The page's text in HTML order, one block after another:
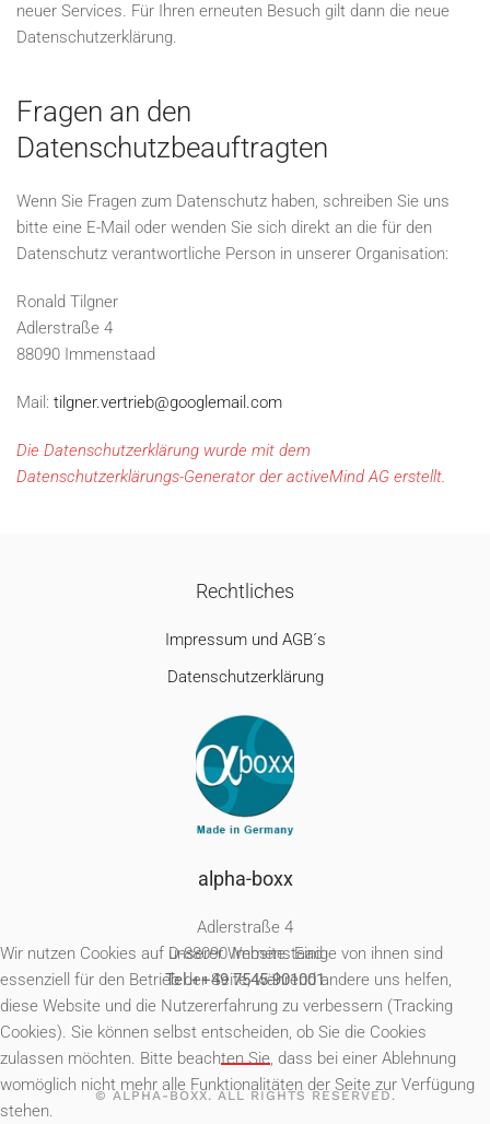
neuer Services. Für Ihren erneuten Besuch gilt dann die neue
Datenschutzerklärung.
Fragen an den
Datenschutzbeauftragten
Wenn Sie Fragen zum Datenschutz haben, schreiben Sie uns
bitte eine E-Mail oder wenden Sie sich direkt an die für den
Datenschutz verantwortliche Person in unserer Organisation:
Ronald Tilgner
Adlerstraße 4
88090 Immenstaad
Mail: tilgner.vertrieb@googlemail.com
Die Datenschutzerklärung wurde mit dem
Datenschutzerklärungs-Generator der activeMind AG erstellt.
Rechtliches
Impressum und AGB´s
Datenschutzerklärung
alpha-boxx
Adlerstraße 4
D-88090 Immenstaad
Tel.++49 7545-901001
© ALPHA-BOXX. ALL RIGHTS RESERVED.
Wir nutzen Cookies auf unserer Website. Einige von ihnen sind
essenziell für den Betrieb der Seite, während andere uns helfen,
diese Website und die Nutzererfahrung zu verbessern (Tracking
Cookies). Sie können selbst entscheiden, ob Sie die Cookies
zulassen möchten. Bitte beachten Sie, dass bei einer Ablehnung
womöglich nicht mehr alle Funktionalitäten der Seite zur Verfügung
stehen.